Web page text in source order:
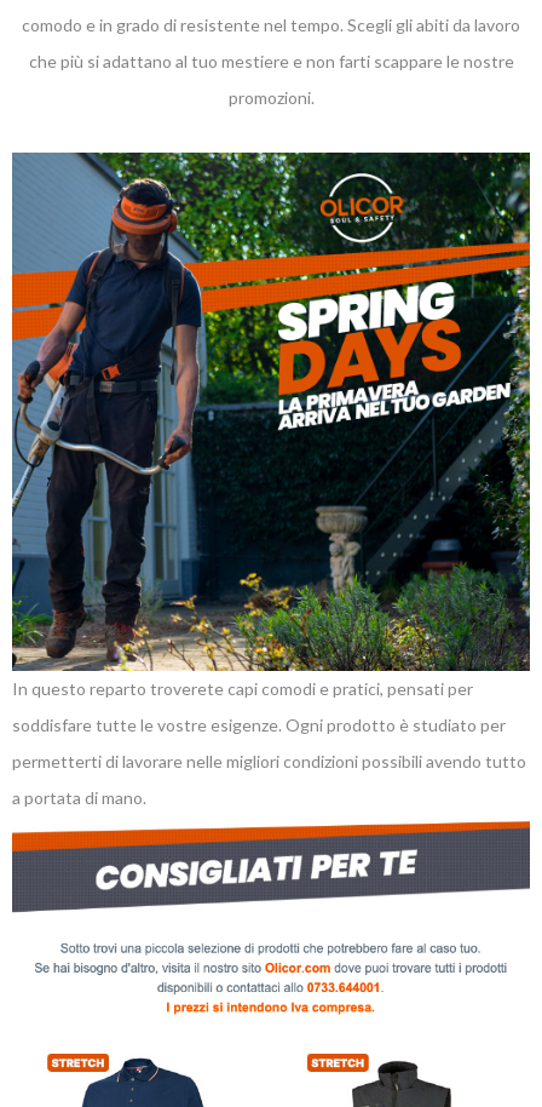
comodo e in grado di resistente nel tempo. Scegli gli abiti da lavoro
che più si adattano al tuo mestiere e non farti scappare le nostre
promozioni.
In questo reparto troverete capi comodi e pratici, pensati per
soddisfare tutte le vostre esigenze. Ogni prodotto è studiato per
permetterti di lavorare nelle migliori condizioni possibili avendo tutto
a portata di mano.